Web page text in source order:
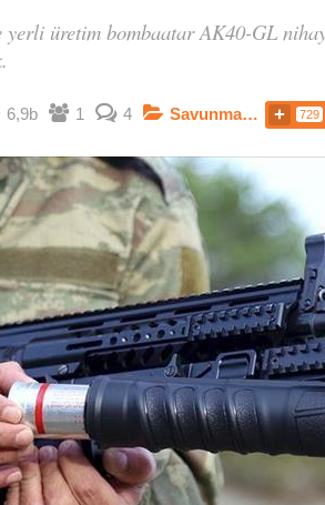
üretim bombaatar AK40-GL
6,9b 1 4 Savunma Sanayi 729